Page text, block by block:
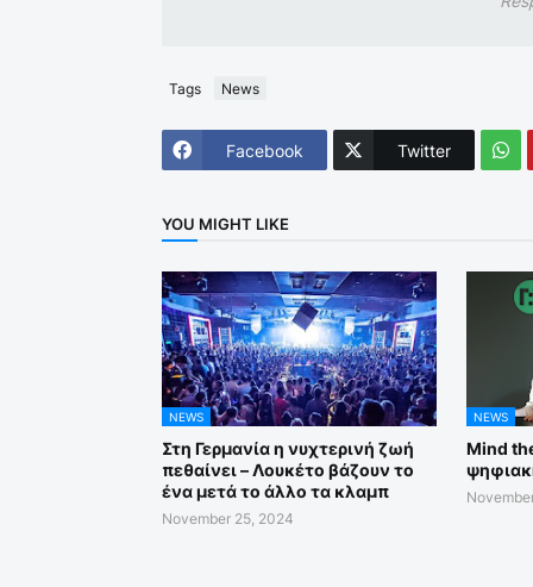
Tags News
Facebook Twitter
YOU MIGHT LIKE
NEWS
Στη Γερμανία η νυχτερινή ζωή
πεθαίνει – Λουκέτο βάζουν το
ένα μετά το άλλο τα κλαμπ
November 25, 2024
NEWS
Mind